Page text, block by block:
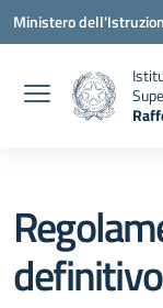
Vai ai contenuti
Vai al menu di
Vai al footer
Ministero
definitivo